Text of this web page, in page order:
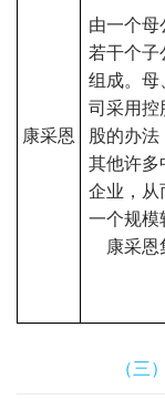
康采恩
由一个母
若干个子
组成。母
司采用控
股的办法
其他许多
企业，从
一个规模
康采恩
（三